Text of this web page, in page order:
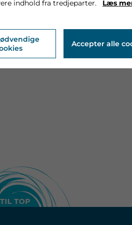
indhold fra tredjeparter. Læs
Accepter alle